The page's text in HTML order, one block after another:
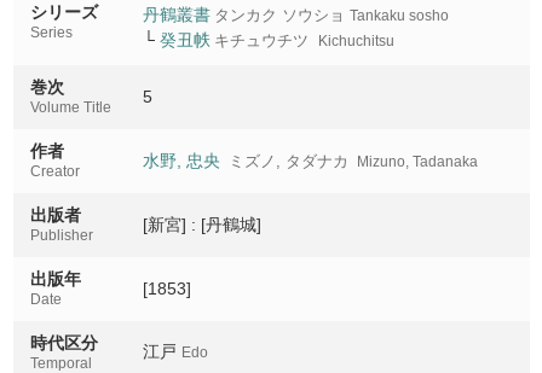
シリーズ
Series
丹鶴叢書 タンカク ソウショ Tankaku sosho
└ 癸丑帙 キチュウチツ Kichuchitsu
巻次
Volume Title
5
作者
Creator
水野, 忠央 ミズノ, タダナカ Mizuno, Tadanaka
出版者
Publisher
[新宮] : [丹鶴城]
出版年
Date
[1853]
時代区分
Temporal
江戸 Edo